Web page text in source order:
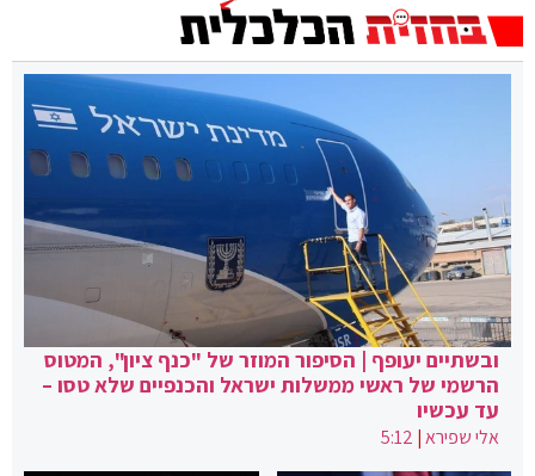
ובשתיים יעופף | הסיפור המוזר של "כנף ציון", המטוס
הרשמי של ראשי ממשלות ישראל והכנפיים שלא טסו –
עד עכשיו
אלי שפירא|
5:12